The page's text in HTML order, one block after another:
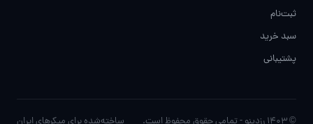
ثبت‌نام
سبد خرید
پشتیبانی